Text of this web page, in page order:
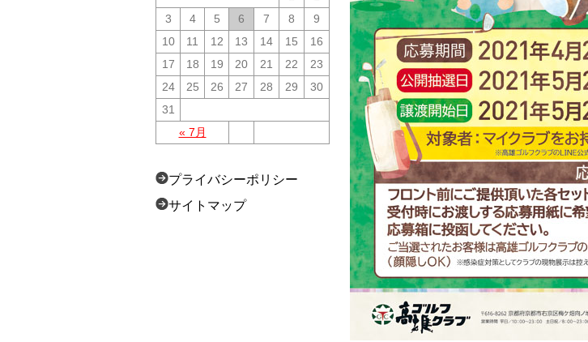
« 7月
3
4 5 6 7 8
9
10
11 12 13 14 15
16
17
18 19 20 21 22
23
24
25 26 27 28 29
30
31
プライバシーポリシー
サイトマップ